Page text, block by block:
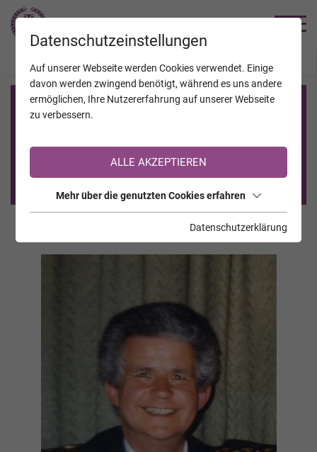
Registrierung auf TrauerHilfe.it
Sie sind noch nicht auf TrauerHilfe.it registriert?
>> zur kostenlosen Registrierung <<
Datenschutzeinstellungen
Auf unserer Webseite werden Cookies verwendet. Einige
davon werden zwingend benötigt, während es uns andere
ermöglichen, Ihre Nutzererfahrung auf unserer Webseite
zu verbessern.
ALLE AKZEPTIEREN
Mehr über die genutzten Cookies erfahren
Datenschutzerklärung
JAHRESTAGE KALENDER VERSTORBENE